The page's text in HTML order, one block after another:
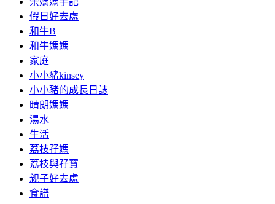
假日好去處
和牛B
和牛媽媽
家庭
小小豬kinsey
小小豬的成長日誌
晴朗媽媽
湯水
生活
荔枝孖媽
荔枝與孖寶
親子好去處
食譜